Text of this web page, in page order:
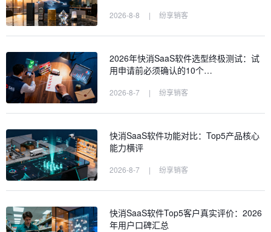
2026-8-8 | 纷享销客
2026年快消SaaS软件选型终极测试：试
用申请前必须确认的10个…
2026-8-7 | 纷享销客
快消SaaS软件功能对比：Top5产品核心
能力横评
2026-8-7 | 纷享销客
快消SaaS软件Top5客户真实评价：2026
年用户口碑汇总